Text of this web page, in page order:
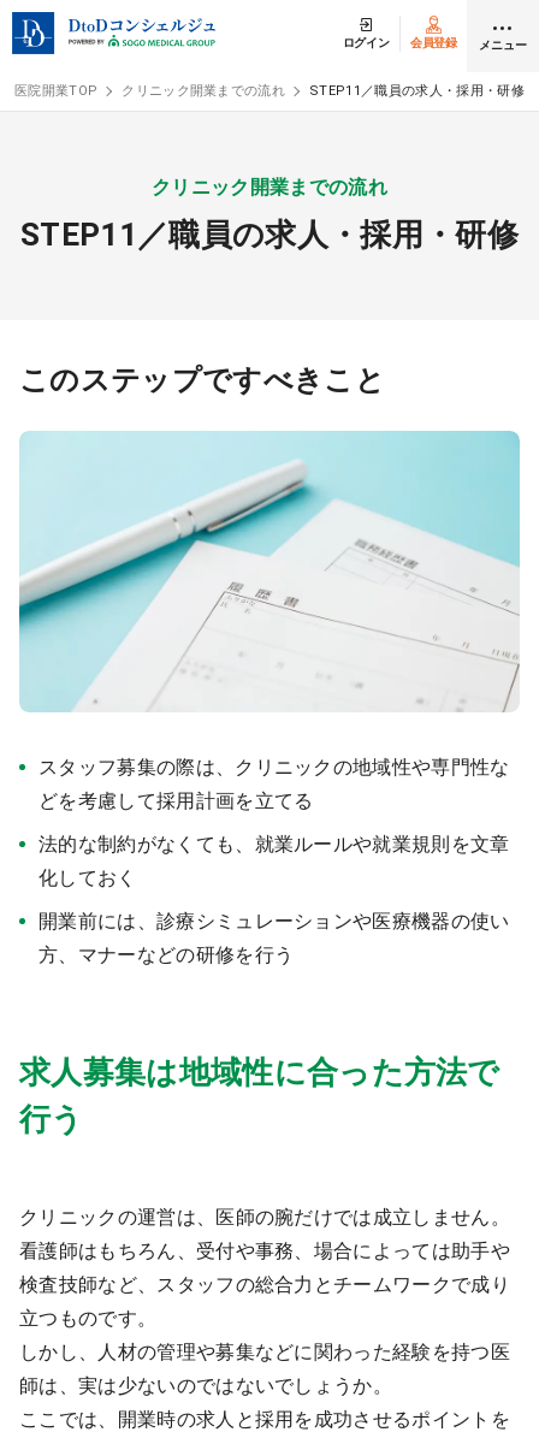
ログイン 会員登録 メニュー
クリニック開業
開業までの流れ
開業スタイル
開業スタイル TOP
医療モール開業
継承開業（医院継承）
新規開業（戸建て・テナント）
コンサルタント
開業支援事例
開業支援事例
施工事例
開業ノウハウ
開業セミナー
個別相談会
医師求人
医院の譲渡・売却をお考えの方
医院開業TOP クリニック開業までの流れ STEP11／職員の求人・採用・研修
クリニック開業までの流れ
STEP11／職員の求人・採用・研修
このステップですべきこと
スタッフ募集の際は、クリニックの地域性や専門性な
どを考慮して採用計画を立てる
法的な制約がなくても、就業ルールや就業規則を文章
化しておく
開業前には、診療シミュレーションや医療機器の使い
方、マナーなどの研修を行う
求人募集は地域性に合った方法で
行う
クリニックの運営は、医師の腕だけでは成立しません。
看護師はもちろん、受付や事務、場合によっては助手や
検査技師など、スタッフの総合力とチームワークで成り
立つものです。
しかし、人材の管理や募集などに関わった経験を持つ医
師は、実は少ないのではないでしょうか。
ここでは、開業時の求人と採用を成功させるポイントを